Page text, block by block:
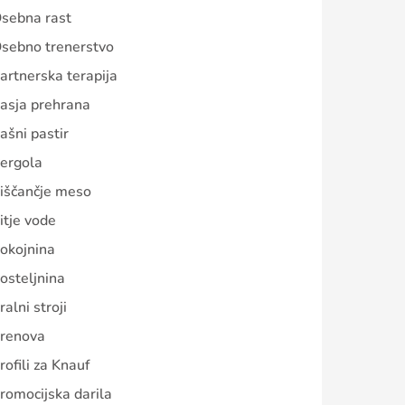
rast
trenerstvo
terapija
prehrana
pastir
meso
vode
stroji
za Knauf
darila